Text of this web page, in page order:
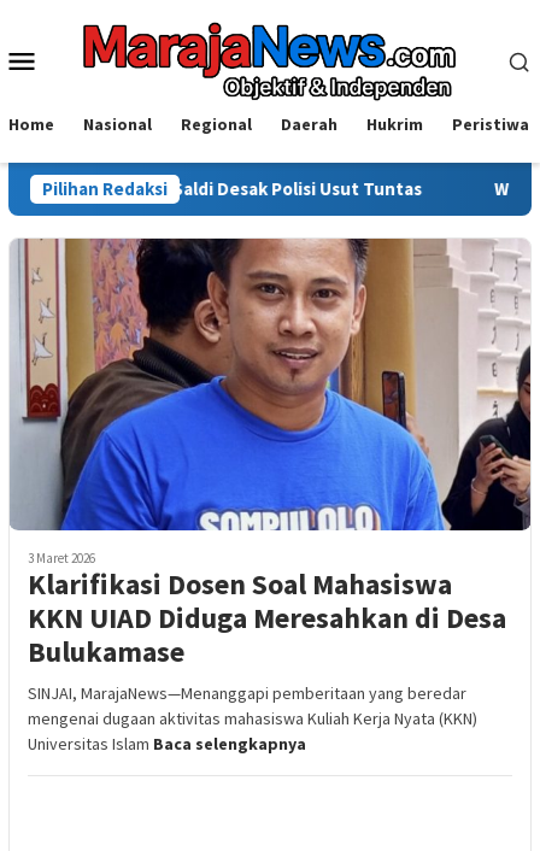
konten
Menu
Home Nasional Regional Daerah Hukrim Peristiwa
Pilihan Redaksi
Saldi Desak Polisi Usut Tuntas Warga Sinjai Tewas
3 Maret 2026
Klarifikasi Dosen Soal Mahasiswa
KKN UIAD Diduga Meresahkan di Desa
Bulukamase
SINJAI, MarajaNews—Menanggapi pemberitaan yang beredar
mengenai dugaan aktivitas mahasiswa Kuliah Kerja Nyata (KKN)
Universitas Islam Baca selengkapnya